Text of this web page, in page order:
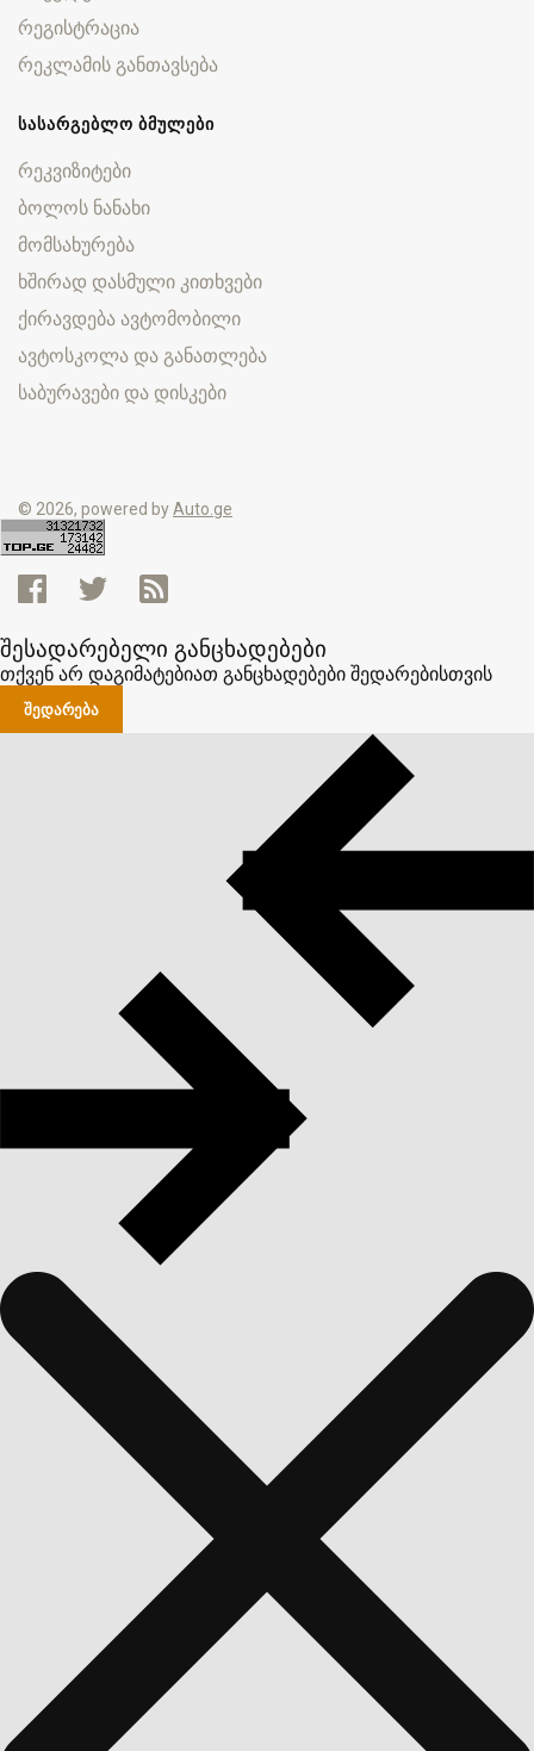
რეგისტრაცია
რეკლამის განთავსება
ᲡᲐᲡᲐᲠᲒᲔᲑᲚᲝ ᲑᲛᲣᲚᲔᲑᲘ
რეკვიზიტები
ბოლოს ნანახი
მომსახურება
ხშირად დასმული კითხვები
ქირავდება ავტომობილი
ავტოსკოლა და განათლება
საბურავები და დისკები
© 2026, powered byAuto.ge
შესადარებელი განცხადებები
თქვენ არ დაგიმატებიათ განცხადებები შედარებისთვის
ᲨᲔᲓᲐᲠᲔᲑᲐ